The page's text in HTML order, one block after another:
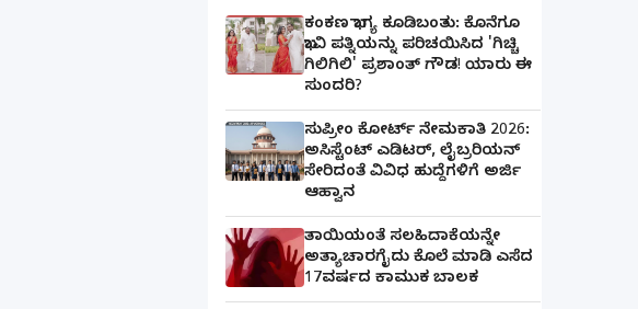
ಕಂಕಣ ಭಾಗ್ಯ ಕೂಡಿಬಂತು: ಕೊನೆಗೂ
ಭಾವಿ ಪತ್ನಿಯನ್ನು ಪರಿಚಯಿಸಿದ 'ಗಿಚ್ಚಿ
ಗಿಲಿಗಿಲಿ' ಪ್ರಶಾಂತ್ ಗೌಡ! ಯಾರು ಈ
ಸುಂದರಿ?
ಸುಪ್ರೀಂ ಕೋರ್ಟ್ ನೇಮಕಾತಿ 2026:
ಅಸಿಸ್ಟೆಂಟ್ ಎಡಿಟರ್, ಲೈಬ್ರರಿಯನ್
ಸೇರಿದಂತೆ ವಿವಿಧ ಹುದ್ದೆಗಳಿಗೆ ಅರ್ಜಿ
ಆಹ್ವಾನ
ತಾಯಿಯಂತೆ ಸಲಹಿದಾಕೆಯನ್ನೇ
ಅತ್ಯಾಚಾರಗೈದು ಕೊಲೆ ಮಾಡಿ ಎಸೆದ
17ವರ್ಷದ ಕಾಮುಕ ಬಾಲಕ